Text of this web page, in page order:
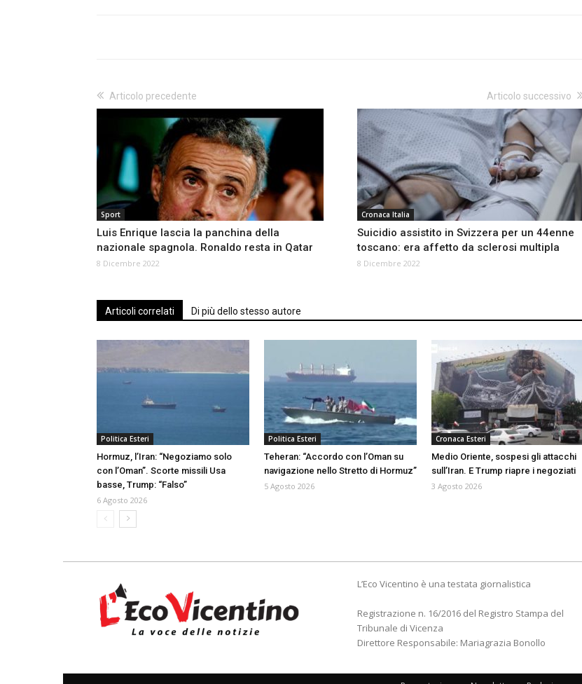
Articolo precedente
Sport
Luis Enrique lascia la panchina della
nazionale spagnola. Ronaldo resta in Qatar
8 Dicembre 2022
Articolo successivo
Cronaca Italia
Suicidio assistito in Svizzera per un 44enne
toscano: era affetto da sclerosi multipla
8 Dicembre 2022
Articoli correlati Di più dello stesso autore
Politica Esteri
Hormuz, l’Iran: “Negoziamo solo
con l’Oman”. Scorte missili Usa
basse, Trump: “Falso”
6 Agosto 2026
Politica Esteri
Teheran: “Accordo con l’Oman su
navigazione nello Stretto di Hormuz”
5 Agosto 2026
Cronaca Esteri
Medio Oriente, sospesi gli attacchi
sull’Iran. E Trump riapre i negoziati
3 Agosto 2026
L’Eco Vicentino è una testata giornalistica
Registrazione n. 16/2016 del Registro Stampa del
Tribunale di Vicenza
Direttore Responsabile: Mariagrazia Bonollo